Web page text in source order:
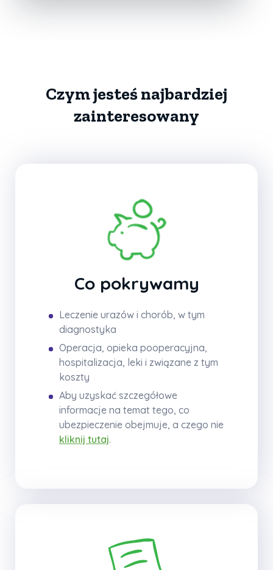
Czym jesteś najbardziej
zainteresowany
Co pokrywamy
Leczenie urazów i chorób, w tym
diagnostyka
Operacja, opieka pooperacyjna,
hospitalizacja, leki i związane z tym
koszty
Aby uzyskać szczegółowe
informacje na temat tego, co
ubezpieczenie obejmuje, a czego nie
kliknij tutaj.